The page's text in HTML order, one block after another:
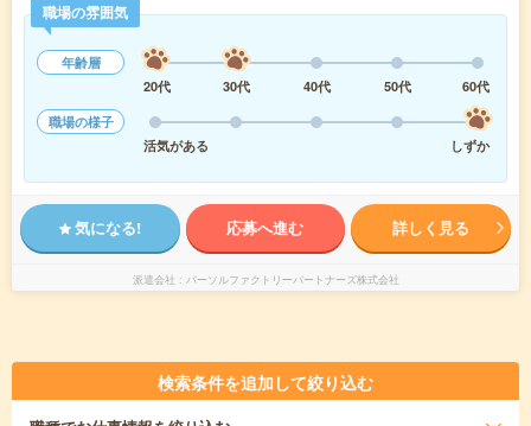
職場の雰囲気
年齢層
20代
30代 40代 50代
60代
職場の様子
活気がある
しずか
気になる! 応募へ進む 詳しく見る
派遣会社 パーソルファクトリーパートナーズ株式会社
検索条件を追加して絞り込む